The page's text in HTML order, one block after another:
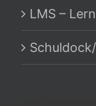
LMS –